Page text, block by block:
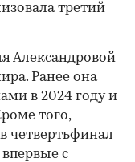
третий
Александровой
Ранее она
в 2024 году и
того,
четвертьфинал
с